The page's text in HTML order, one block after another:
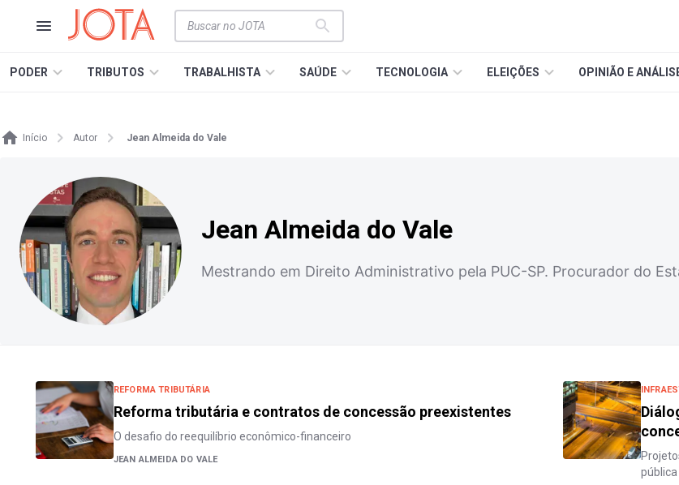
PODER TRIBUTOS TRABALHISTA SAÚDE TECNOLOGIA ELEIÇÕES OPINIÃO E
Início Autor Jean Almeida do Vale
Jean Almeida do Vale
Mestrando em Direito Administrativo pela PUC-SP. Procurador do
REFORMA TRIBUTÁRIA
Reforma tributária e contratos de concessão preexistentes
O desafio do reequilíbrio econômico-financeiro
JEAN ALMEIDA DO VALE
pública